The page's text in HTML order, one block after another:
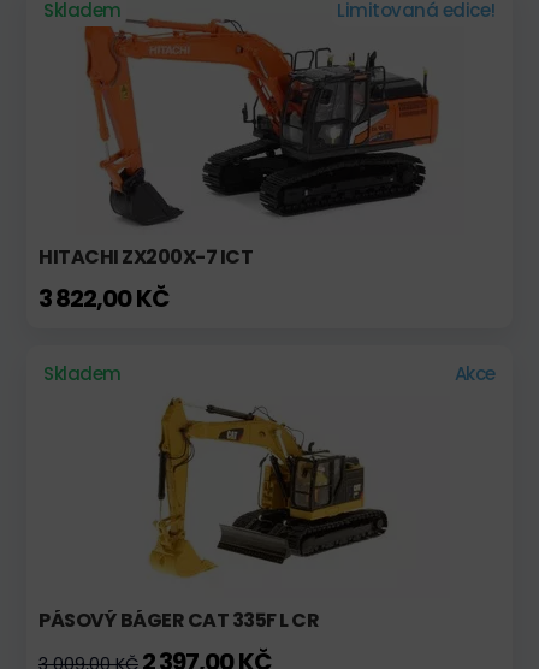
Skladem Limitovaná edice!
HITACHI ZX200X-7 ICT
3 822,00 KČ
Skladem Akce
PÁSOVÝ BÁGER CAT 335F L CR
3 009,00 KČ 2 397,00 KČ